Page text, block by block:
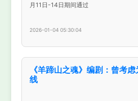
月11日-14日期间通过
2026-01-04 05:30:04
《羊蹄山之魂》编剧：曾考
线